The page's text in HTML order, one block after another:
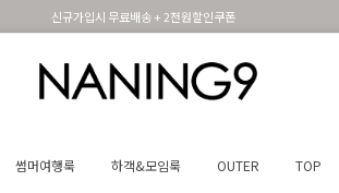
휴면 해제시 무료배송쿠폰
썸머여행룩 하객&모임룩 OUTER TOP